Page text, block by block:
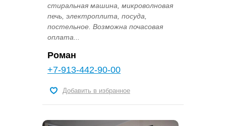
стиральная машина, микроволновая
печь, электроплита, посуда,
постельное. Возможна почасовая
оплата...
Роман
+7-913-442-90-00
Добавить в избранное